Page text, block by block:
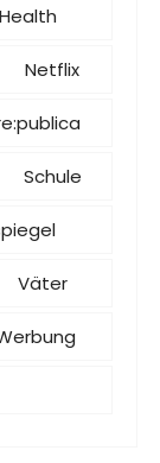
Netflix
Schule
Väter